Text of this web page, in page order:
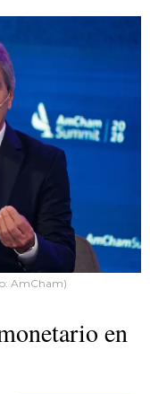
AmCham)
en